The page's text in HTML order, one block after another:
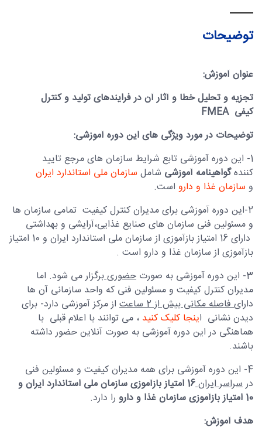
توضیحات
عنوان آموزش:
تجزیه و تحلیل خطا و آثار آن در فرایندهای تولید و کنترل
کیفی FMEA
توضیحات در مورد ویژگی های این دوره آموزشی:
1- این دوره آموزشی تابع شرایط سازمان های مرجع تایید
کنندهگواهینامه آموزشی شامل سازمان ملی استاندارد ایران
و سازمان غذا و دارو است.
2-این دوره آموزشی برای مدیران کنترل کیفیت تمامی سازمان ها
و مسئولین فنی سازمان های صنایع غذایی،آرایشی و بهداشتی
دارای 16 امتیاز بازآموزی از سازمان ملی استاندارد ایران و 10 امتیاز
بازآموزی از سازمان غذا و دارو است .
3- این دوره آموزشی به صورت
حضوریبرگزار می شود. اما
مدیران کنترل کیفیت و مسئولین فنی که واحد سازمانی آن ها
دارایفاصله مکانی بیش از 2 ساعت
از مرکز آموزشی دارد- برای
دیدن نشانی اینجا کلیک کنید ، می توانند با اعلام قبلی با
هماهنگی در این دوره آموزشی به صورت آنلاین حضور داشته
باشند.
4- این دوره آموزشی برای همه مدیران کیفیت و مسئولین فنی
درسراسر ایران
16 امتیاز بازآموزی سازمان ملی استاندارد ایران و
10 امتیاز بازآموزی سازمان غذا و دارو
را دارد.
هدف آموزش: